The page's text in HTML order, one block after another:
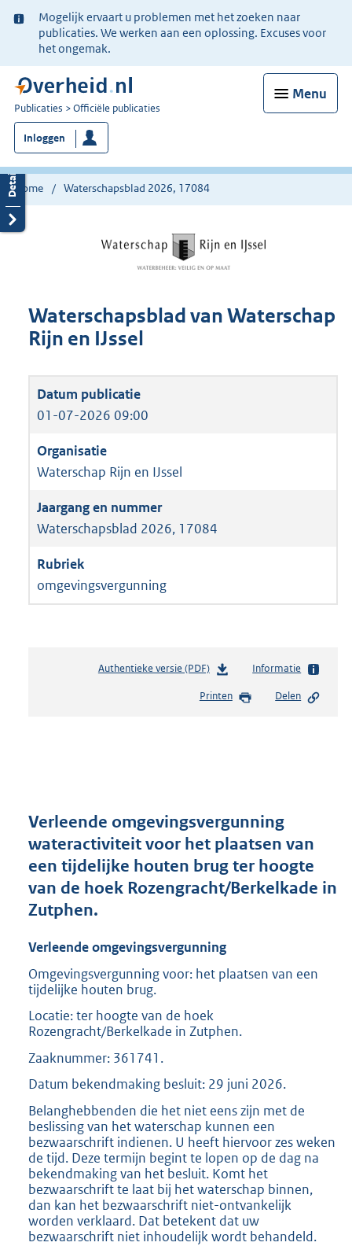
Ter
informatie:
Mogelijk ervaart u problemen met het zoeken naar
publicaties. We werken aan een oplossing. Excuses voor
het ongemak.
Menu
U
bent
nu
hier:
Publicaties Officiële publicaties
Inloggen
Home Waterschapsblad 2026, 17084
Waterschapsblad van Waterschap
Rijn en IJssel
01-07-2026 09:00
Waterschap Rijn en IJssel
Waterschapsblad 2026, 17084
omgevingsvergunning
Authentieke versie (PDF)b
s
r
o
t
t
0
K
Informatie
Printen Delen
Verleende omgevingsvergunning
wateractiviteit voor het plaatsen van
een tijdelijke houten brug ter hoogte
van de hoek Rozengracht/Berkelkade in
Zutphen.
Verleende omgevingsvergunning
Omgevingsvergunning voor: het plaatsen van een
tijdelijke houten brug.
Locatie: ter hoogte van de hoek
Rozengracht/Berkelkade in Zutphen.
Zaaknummer: 361741.
Datum bekendmaking besluit: 29 juni 2026.
Belanghebbenden die het niet eens zijn met de
beslissing van het waterschap kunnen een
bezwaarschrift indienen. U heeft hiervoor zes weken
de tijd. Deze termijn begint te lopen op de dag na
bekendmaking van het besluit. Komt het
bezwaarschrift te laat bij het waterschap binnen,
dan kan het bezwaarschrift niet-ontvankelijk
worden verklaard. Dat betekent dat uw
bezwaarschrift niet inhoudelijk wordt behandeld.